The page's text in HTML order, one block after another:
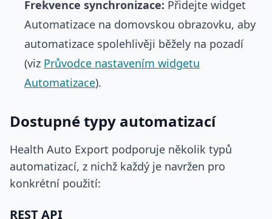
Frekvence synchronizace: Přidejte widget
Automatizace na domovskou obrazovku, aby
automatizace spolehlivěji běžely na pozadí
(viz Průvodce nastavením widgetu
Automatizace).
Dostupné typy automatizací
Health Auto Export podporuje několik typů
automatizací, z nichž každý je navržen pro
konkrétní použití:
REST API